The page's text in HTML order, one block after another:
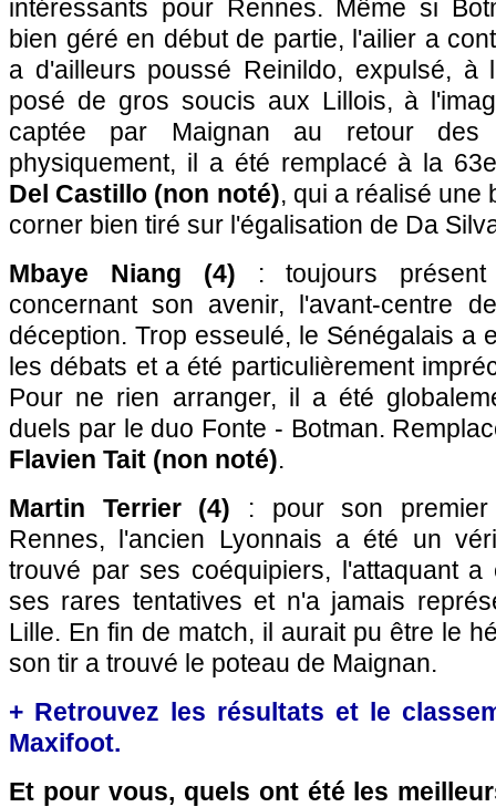
intéressants pour Rennes. Même si
bien géré en début de partie, l'ailier a
a d'ailleurs poussé Reinildo, expulsé, à
posé de gros soucis aux Lillois, à
captée par Maignan au retour des
physiquement, il a été remplacé à la
Del Castillo (non noté), qui a réalisé une
corner bien tiré sur l'égalisation de Da
Mbaye Niang (4) : toujours présent
concernant son avenir, l'avant-centre
déception. Trop esseulé, le Sénégalais a
les débats et a été particulièrement
Pour ne rien arranger, il a été
duels par le duo Fonte - Botman.
Flavien Tait (non noté).
Martin Terrier (4) : pour son
Rennes, l'ancien Lyonnais a été un
trouvé par ses coéquipiers, l'attaquant
ses rares tentatives et n'a jamais
Lille. En fin de match, il aurait pu être le
son tir a trouvé le poteau de Maignan.
+ Retrouvez les résultats et le
Maxifoot.
Et pour vous, quels ont été les